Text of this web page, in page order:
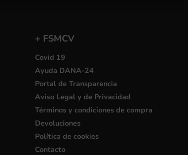
+ FSMCV
Covid 19
Ayuda DANA-24
Portal de Transparencia
Aviso Legal y de Privacidad
Términos y condiciones de compra
Devoluciones
Política de cookies
Contacto